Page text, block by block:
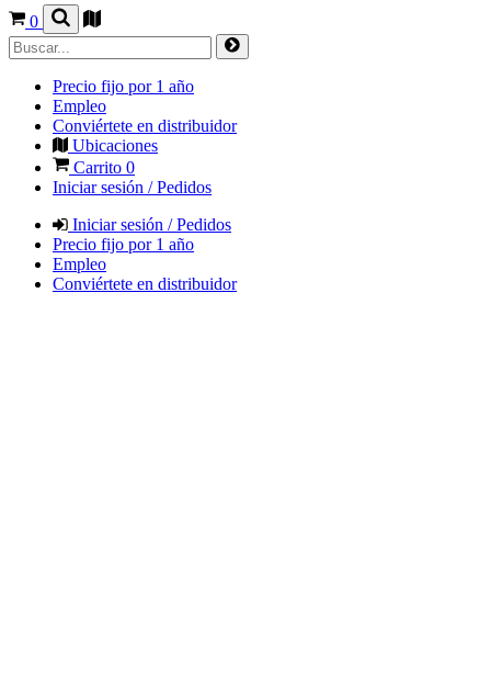
0
Precio fijo por 1 año
Empleo
Conviértete en distribuidor
Ubicaciones
Carrito 0
Iniciar sesión / Pedidos
Iniciar sesión / Pedidos
Precio fijo por 1 año
Empleo
Conviértete en distribuidor